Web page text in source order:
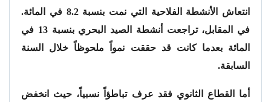
انتعاش الأنشطة الفلاحية التي نمت بنسبة 8.2 في المائة.
في المقابل، تراجعت أنشطة الصيد البحري بنسبة 13 في
المائة بعدما كانت قد حققت نمواً ملحوظاً خلال السنة
السابقة.
أما القطاع الثانوي فقد عرف تباطؤاً نسبياً، حيث انخفض